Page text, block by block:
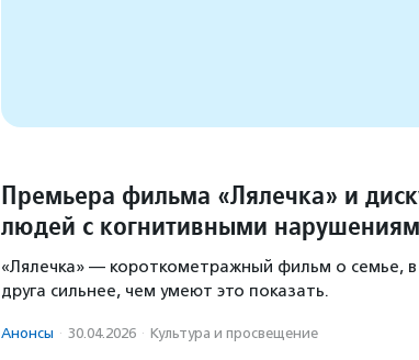
Премьера фильма «Лялечка» и
людей с когнитивными
«Лялечка» — короткометражный фильм о семье,
друга сильнее, чем умеют это показать.
Анонсы · 30.04.2026 · Культура и просвещение